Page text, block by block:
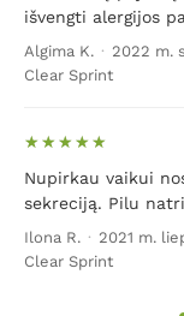
išvengti alergijos
Algima K. · 2022 m.
Clear Sprint
Nupirkau vaikui
sekreciją. Pilu
Ilona R. · 2021 m.
Clear Sprint